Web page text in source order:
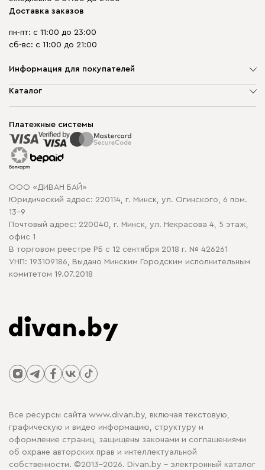
Доставка заказов
пн-пт: с 11:00 до 23:00
сб-вс: с 11:00 до 21:00
Информация для покупателей
О компании
Способы оплаты
Рассрочка и кредит
Гарантия
Карта сайта
Политика конфиденциальности
Политика в отношении обработки cookie
Каталог
Корпусная мебель
Распродажа мебели
Платежные системы
ООО «ДИВАН БАЙ»
Юридический адрес: 220114, г. Минск, ул. Огинского, 6 пом.
13-9
Почтовый адрес: 220040, г. Минск, ул. Некрасова 4, 5 этаж,
офис 1
В торговом реестре РБ с 12 сентября 2018 г. № 426261
УНП: 193109186, Выдано Минским Городским исполнительным
комитетом 19.07.2018
Все ресурсы сайта www.divan.by, включая текстовую,
графическую и видео информацию, структуру и
оформление страниц, защищены законами и соглашениями
об охране авторских прав и интеллектуальной
собственности. ©2013-2026. Divan.by - электронный каталог